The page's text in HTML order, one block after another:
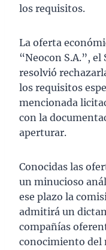
los requisitos.
La oferta
“Neocon S.A.”,
resolvió
los requisitos
mencionada
con la
aperturar.
Conocidas las
un minucioso
ese plazo la
admitirá un
compañías
conocimiento del